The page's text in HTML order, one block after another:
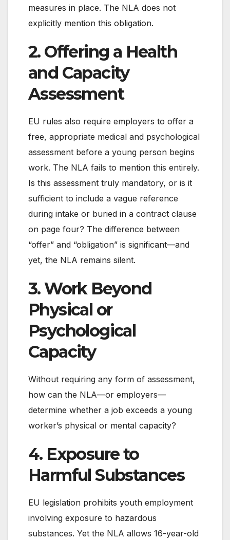
measures in place. The NLA does not
explicitly mention this obligation.
2. Offering a Health
and Capacity
Assessment
EU rules also require employers to offer a
free, appropriate medical and psychological
assessment before a young person begins
work. The NLA fails to mention this entirely.
Is this assessment truly mandatory, or is it
sufficient to include a vague reference
during intake or buried in a contract clause
on page four? The difference between
“offer” and “obligation” is significant—and
yet, the NLA remains silent.
3. Work Beyond
Physical or
Psychological
Capacity
Without requiring any form of assessment,
how can the NLA—or employers—
determine whether a job exceeds a young
worker’s physical or mental capacity?
4. Exposure to
Harmful Substances
EU legislation prohibits youth employment
involving exposure to hazardous
substances. Yet the NLA allows 16-year-old